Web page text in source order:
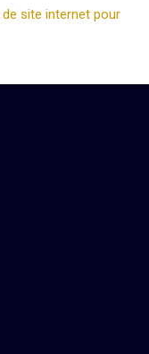
site internet pour